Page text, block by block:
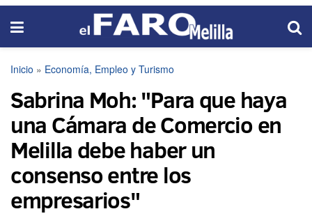
Inicio » Economía, Empleo y Turismo
Sabrina Moh: "Para que haya
una Cámara de Comercio en
Melilla debe haber un
consenso entre los
empresarios"